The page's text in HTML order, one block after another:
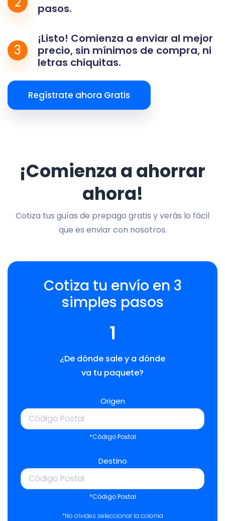
pasos.
3
¡Listo! Comienza a enviar al mejor
precio, sin mínimos de compra, ni
letras chiquitas.
Regístrate ahora Gratis
¡Comienza a ahorrar
ahora!
Cotiza tus guías de prepago gratis y verás lo fácil
que es enviar con nosotros.
Cotiza tu envío en 3
simples pasos
1
¿De dónde sale y a dónde
va tu paquete?
Origen
*Código Postal
Destino
*Código Postal
*No olvides seleccionar la colonia